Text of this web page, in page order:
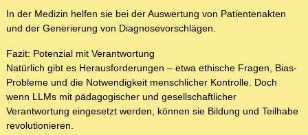
In der Medizin helfen sie bei der Auswertung von Patientenakten
und der Generierung von Diagnosevorschlägen.
Fazit: Potenzial mit Verantwortung
Natürlich gibt es Herausforderungen – etwa ethische Fragen, Bias-
Probleme und die Notwendigkeit menschlicher Kontrolle. Doch
wenn LLMs mit pädagogischer und gesellschaftlicher
Verantwortung eingesetzt werden, können sie Bildung und Teilhabe
revolutionieren.